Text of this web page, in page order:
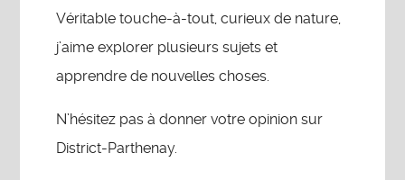
Véritable touche-à-tout, curieux de nature,
j’aime explorer plusieurs sujets et
apprendre de nouvelles choses.
N’hésitez pas à donner votre opinion sur
District-Parthenay.